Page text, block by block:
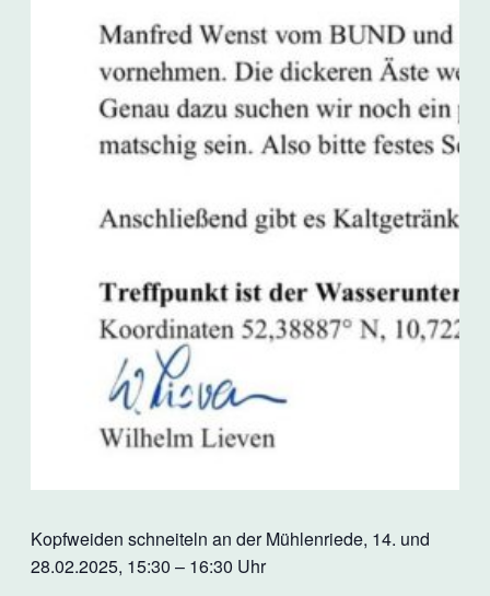
Kopfweiden schneiteln an der Mühlenriede, 14. und
28.02.2025, 15:30 – 16:30 Uhr